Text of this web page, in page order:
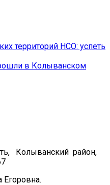
территорий НСО: успеть
в Колыванском
Колыванский район,
Егоровна.